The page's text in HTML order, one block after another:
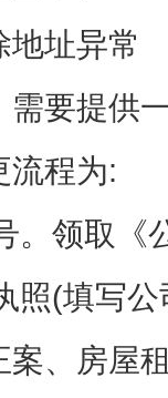
地址异常
需要提供
流程为:
。领取《
照(填写
、房屋